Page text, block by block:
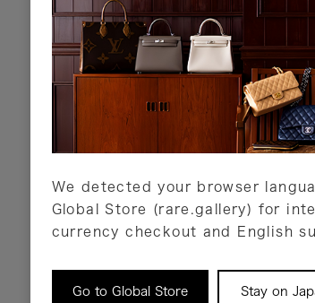
We detected your browser
Global Store (rare.gallery) for
currency checkout and English
Go to Global Store Stay on
以下のお支払方法が利用可能で
クレジットカード
ショッピングローン
銀行振込・郵便振替
代金引換
Amazon Pay
PayPay
店頭支払い
詳しくはこちら
返品について